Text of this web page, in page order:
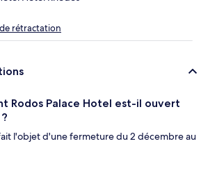
rétractation
Rodos Palace Hotel est-il ouvert
l'objet d'une fermeture du 2 décembre au